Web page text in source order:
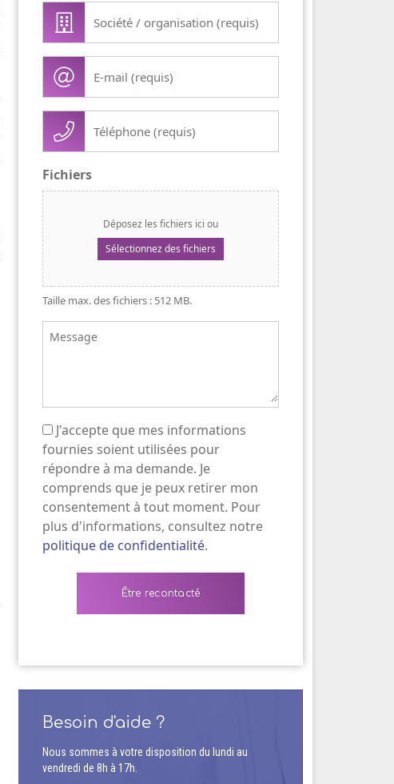
Société
organisation
(Nécessaire)
mail
Téléphone
(Nécessaire)
Fichiers
Déposez les fichiers ici ou
Sélectionnez des fichiers
Taille max. des fichiers : 512 MB.
Message
(Nécessaire)
J'accepte que mes informations
fournies soient utilisées pour
répondre à ma demande. Je
comprends que je peux retirer mon
consentement à tout moment. Pour
plus d'informations, consultez notre
politique de confidentialité.
Besoin d'aide ?
Nous sommes à votre disposition du lundi au
vendredi de 8h à 17h.